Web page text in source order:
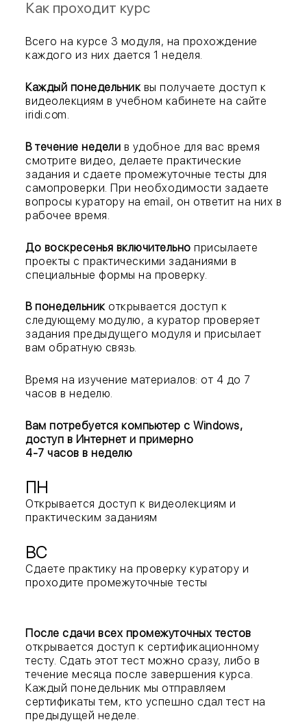
Как проходит курс
Всего на курсе 3 модуля, на прохождение
каждого из них дается 1 неделя.
Каждый понедельниквы получаете доступ к
видеолекциям в учебном кабинете на сайте
iridi.com.
В течение недели в удобное для вас время
смотрите видео, делаете практические
задания и сдаете промежуточные тесты для
самопроверки. При необходимости задаете
вопросы куратору на email, он ответит на них в
рабочее время.
До воскресенья включительно присылаете
проекты с практическими заданиями в
специальные формы на проверку.
В понедельникоткрывается доступ к
следующему модулю, а куратор проверяет
задания предыдущего модуля и присылает
вам обратную связь.
Время на изучение материалов: от 4 до 7
часов в неделю.
Вам потребуется компьютер с Windows,
доступ в Интернет и примерно
4-7 часов в неделю
ПН
Открывается доступ к видеолекциям и
практическим заданиям
ВС
Сдаете практику на проверку куратору и
проходите промежуточные тесты
После сдачи всех промежуточных тестов
открывается доступ к сертификационному
тесту. Сдать этот тест можно сразу, либо в
течение месяца после завершения курса.
Каждый понедельник мы отправляем
сертификаты тем, кто успешно сдал тест на
предыдущей неделе.